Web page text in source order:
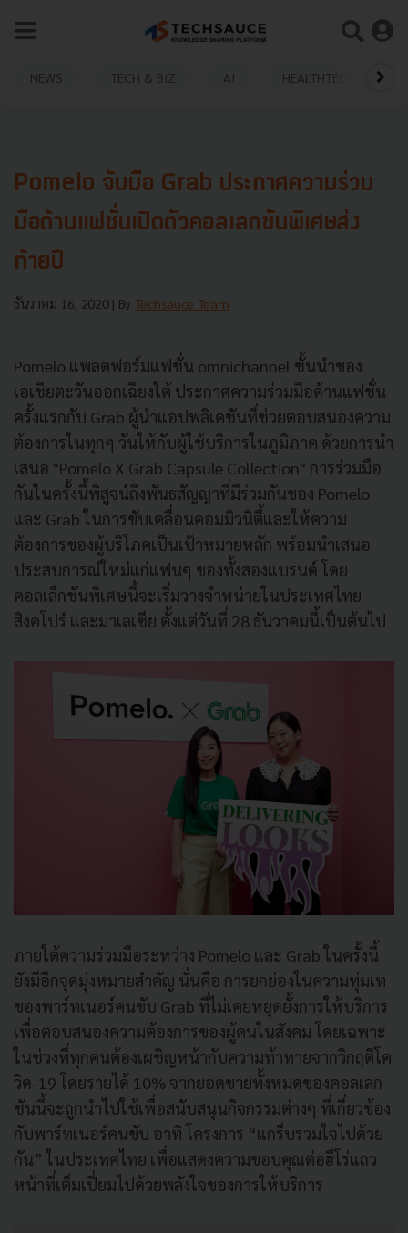
NEWS TECH & BIZ AI HEALTHTECH
Pomelo จับมือ Grab ประกาศความร่วม
มือด้านแฟชั่นเปิดตัวคอลเลกชันพิเศษส่ง
ท้ายปี
ธันวาคม 16, 2020 | By Techsauce Team
Pomelo แพลตฟอร์มแฟชั่น omnichannel ชั้นนำของ
เอเชียตะวันออกเฉียงใต้ ประกาศความร่วมมือด้านแฟชั่น
ครั้งแรกกับ Grab ผู้นำแอปพลิเคชันที่ช่วยตอบสนองความ
ต้องการในทุกๆ วันให้กับผู้ใช้บริการในภูมิภาค ด้วยการนำ
เสนอ "Pomelo X Grab Capsule Collection" การร่วมมือ
กันในครั้งนี้พิสูจน์ถึงพันธสัญญาที่มีร่วมกันของ Pomelo
และ Grab ในการขับเคลื่อนคอมมิวนิตี้และให้ความ
ต้องการของผู้บริโภคเป็นเป้าหมายหลัก พร้อมนำเสนอ
ประสบการณ์ใหม่แก่แฟนๆ ของทั้งสองแบรนด์ โดย
คอลเล็กชันพิเศษนี้จะเริ่มวางจำหน่ายในประเทศไทย
สิงคโปร์ และมาเลเซีย ตั้งแต่วันที่ 28 ธันวาคมนี้เป็นต้นไป
ภายใต้ความร่วมมือระหว่าง Pomelo และ Grab ในครั้งนี้
ยังมีอีกจุดมุ่งหมายสำคัญ นั่นคือ การยกย่องในความทุ่มเท
ของพาร์ทเนอร์คนขับ Grab ที่ไม่เคยหยุดยั้งการให้บริการ
เพื่อตอบสนองความต้องการของผู้คนในสังคม โดยเฉพาะ
ในช่วงที่ทุกคนต้องเผชิญหน้ากับความท้าทายจากวิกฤติโค
วิด-19 โดยรายได้ 10% จากยอดขายทั้งหมดของคอลเลก
ชันนี้จะถูกนำไปใช้เพื่อสนับสนุนกิจกรรมต่างๆ ที่เกี่ยวข้อง
กับพาร์ทเนอร์คนขับ อาทิ โครงการ “แกร็บรวมใจไปด้วย
กัน” ในประเทศไทย เพื่อแสดงความขอบคุณต่อฮีโร่แถว
หน้าที่เต็มเปี่ยมไปด้วยพลังใจของการให้บริการ